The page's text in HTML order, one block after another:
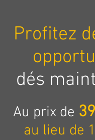
Profitez
dés
Au prix de 39
au lieu de